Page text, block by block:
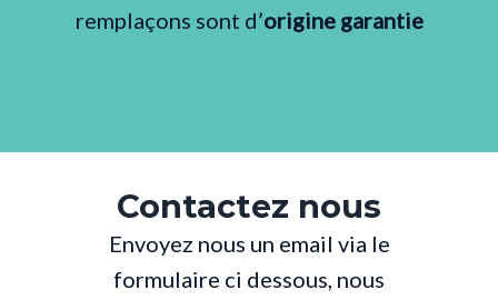
remplaçons sont d’origine garantie
Contactez nous
Envoyez nous un email via le
formulaire ci dessous, nous